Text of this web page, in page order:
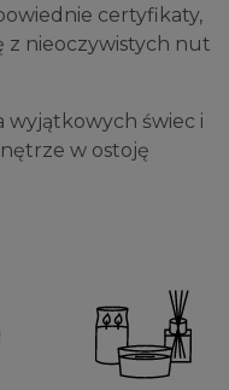
certyfikaty,
z nieoczywistych nut
wyjątkowych świec i
w ostoję